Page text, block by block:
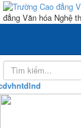
đẳng Văn hóa Nghệ